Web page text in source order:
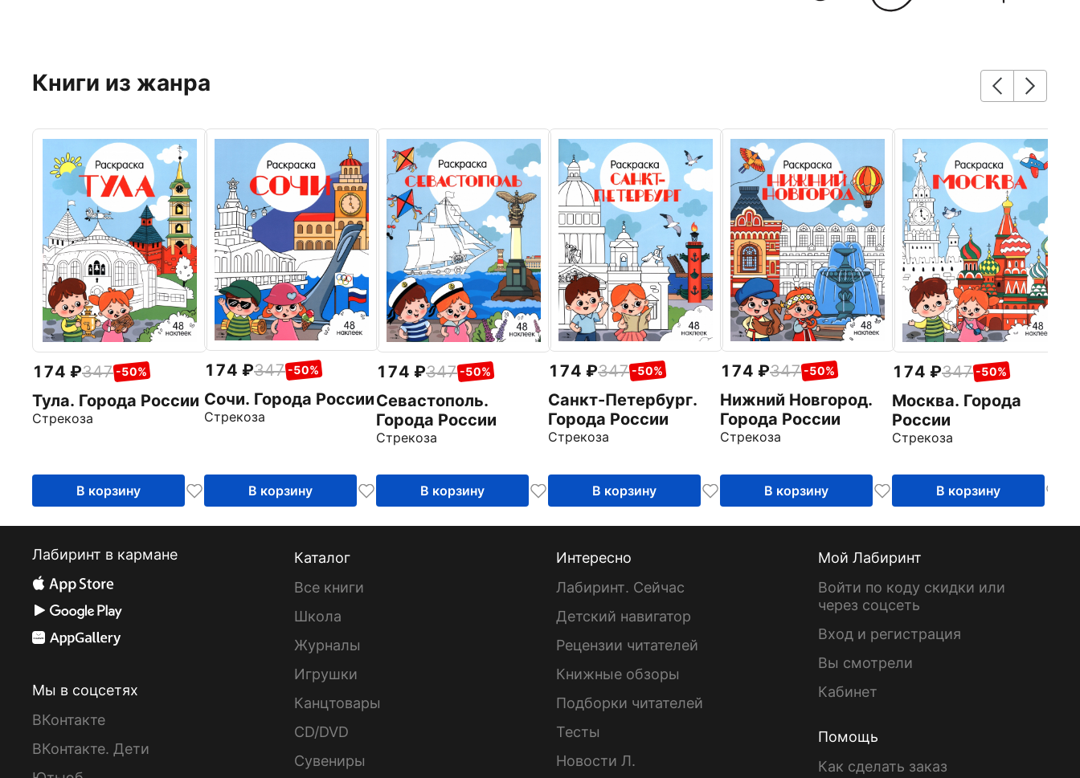
Книги из жанра
174 347 -50%
Тула. Города России
Стрекоза
В корзину
174 347 -50%
Сочи. Города России
Стрекоза
В корзину
174 347 -50%
Севастополь.
Города России
Стрекоза
В корзину
174 347 -50%
Санкт-Петербург.
Города России
Стрекоза
В корзину
174 347 -50%
Нижний Новгород.
Города России
Стрекоза
В корзину
174 347 -50%
Москва. Города
России
Стрекоза
В корзину
Лабиринт в кармане
Мы в соцсетях
ВКонтакте
ВКонтакте. Дети
Каталог
Все книги
Школа
Журналы
Игрушки
Канцтовары
CD/DVD
Сувениры
Интересно
Лабиринт. Сейчас
Детский навигатор
Рецензии читателей
Книжные обзоры
Подборки читателей
Тесты
Новости Л.
Мой Лабиринт
Войти по коду скидки или
через соцсеть
Вход и регистрация
Вы смотрели
Кабинет
Помощь
Как сделать заказ